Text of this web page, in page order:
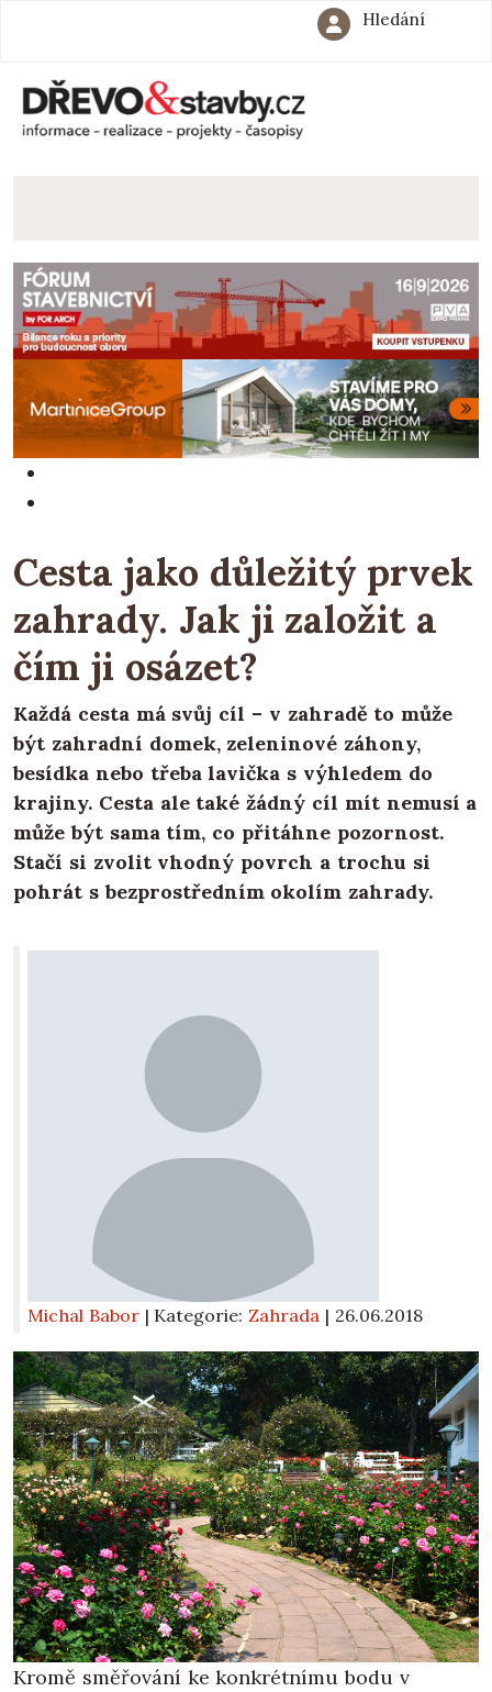
Hledání
Cesta jako důležitý prvek
zahrady. Jak ji založit a
čím ji osázet?
Každá cesta má svůj cíl – v zahradě to může
být zahradní domek, zeleninové záhony,
besídka nebo třeba lavička s výhledem do
krajiny. Cesta ale také žádný cíl mít nemusí a
může být sama tím, co přitáhne pozornost.
Stačí si zvolit vhodný povrch a trochu si
pohrát s bezprostředním okolím zahrady.
Michal Babor | Kategorie:Zahrada | 26.06.2018
Kromě směřování ke konkrétnímu bodu v